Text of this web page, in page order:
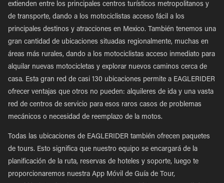
extienden entre los principales centros turísticos metropolitanos y
de transporte, dando a los motociclistas acceso fácil a los
principales destinos y atracciones en Mexico. También tenemos una
gran cantidad de ubicaciones situadas regionalmente, muchas en
áreas más rurales, dando a los motociclistas acceso inmediato para
alquilar nuevas motocicletas y explorar nuevos caminos cerca de
casa. Esta gran red de casi 130 ubicaciones permite a EAGLERIDER
ofrecer ventajas que otros no pueden: alquileres de ida y una vasta
red de centros de servicio para esos raros casos de problemas
mecánicos o necesidad de reemplazo de la motos.
Todas las ubicaciones de EAGLERIDER también ofrecen paquetes
de tours. Esto significa que nuestro equipo se encargará de la
planificación de la ruta, reservas de hoteles y soporte, luego te
proporcionaremos nuestra App Móvil de Guía de Tour,